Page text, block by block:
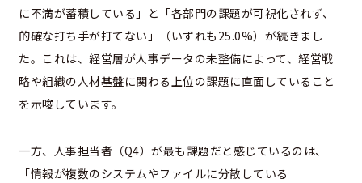
に不満が蓄積している」と「各部門の課題が可視化されず、
的確な打ち手が打てない」（いずれも25.0%）が続きまし
た。これは、経営層が人事データの未整備によって、経営戦
略や組織の人材基盤に関わる上位の課題に直面していること
を示唆しています。
一方、人事担当者（Q4）が最も課題だと感じているのは、
「情報が複数のシステムやファイルに分散している